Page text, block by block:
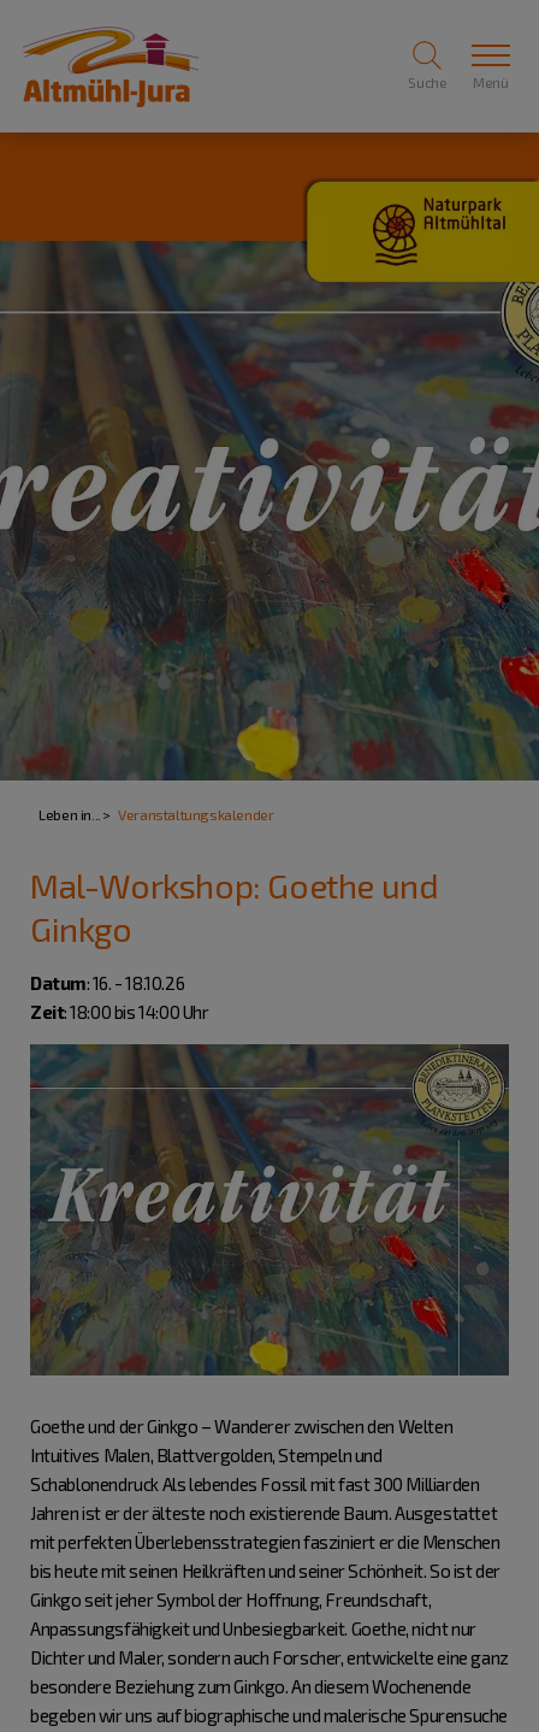
Suche Menü
Leben in... Veranstaltungskalender
Mal-Workshop: Goethe und
Ginkgo
Datum: 16. - 18.10.26
Zeit: 18:00 bis 14:00 Uhr
Goethe und der Ginkgo – Wanderer zwischen den Welten
Intuitives Malen, Blattvergolden, Stempeln und
Schablonendruck Als lebendes Fossil mit fast 300 Milliarden
Jahren ist er der älteste noch existierende Baum. Ausgestattet
mit perfekten Überlebensstrategien fasziniert er die Menschen
bis heute mit seinen Heilkräften und seiner Schönheit. So ist der
Ginkgo seit jeher Symbol der Hoffnung, Freundschaft,
Anpassungsfähigkeit und Unbesiegbarkeit. Goethe, nicht nur
Dichter und Maler, sondern auch Forscher, entwickelte eine ganz
besondere Beziehung zum Ginkgo. An diesem Wochenende
begeben wir uns auf biographische und malerische Spurensuche